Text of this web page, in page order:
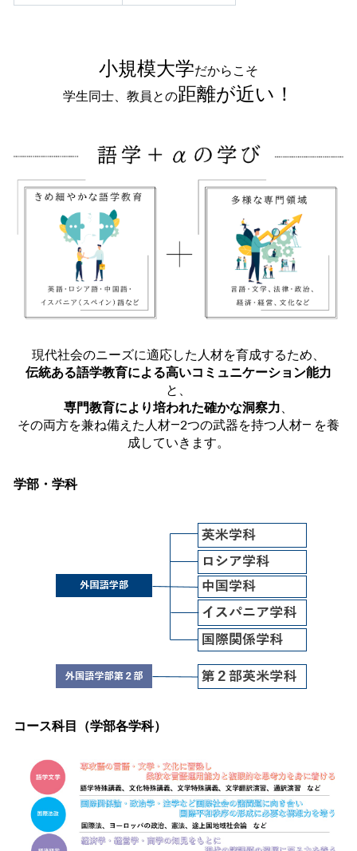
小規模大学だからこそ
学生同士、教員との距離が近い！
現代社会のニーズに適応した人材を育成するため、
伝統ある語学教育による高いコミュニケーション能力
と、
専門教育により培われた確かな洞察力
その両方を兼ね備えた人材―2つの武器を持つ人材― を養
成していきます。
学部・学科
コース科目（学部各学科）